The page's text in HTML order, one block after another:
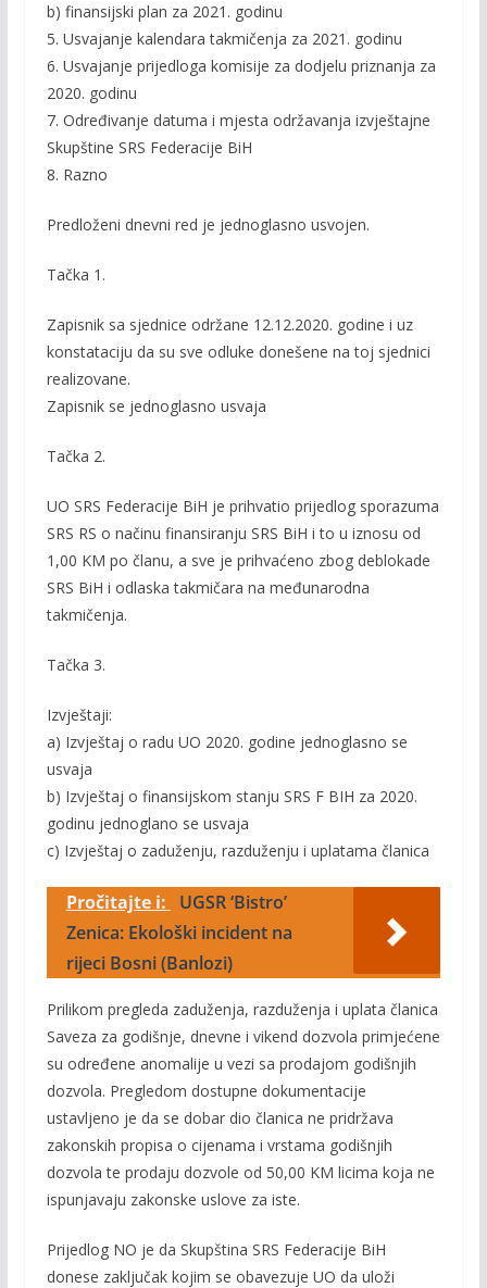
b) finansijski plan za 2021. godinu
5. Usvajanje kalendara takmičenja za 2021. godinu
6. Usvajanje prijedloga komisije za dodjelu priznanja za
2020. godinu
7. Određivanje datuma i mjesta održavanja izvještajne
Skupštine SRS Federacije BiH
8. Razno
Predloženi dnevni red je jednoglasno usvojen.
Tačka 1.
Zapisnik sa sjednice održane 12.12.2020. godine i uz
konstataciju da su sve odluke donešene na toj sjednici
realizovane.
Zapisnik se jednoglasno usvaja
Tačka 2.
UO SRS Federacije BiH je prihvatio prijedlog sporazuma
SRS RS o načinu finansiranju SRS BiH i to u iznosu od
1,00 KM po članu, a sve je prihvaćeno zbog deblokade
SRS BiH i odlaska takmičara na međunarodna
takmičenja.
Tačka 3.
Izvještaji:
a) Izvještaj o radu UO 2020. godine jednoglasno se
usvaja
b) Izvještaj o finansijskom stanju SRS F BIH za 2020.
godinu jednoglano se usvaja
c) Izvještaj o zaduženju, razduženju i uplatama članica
Pročitajte i:
UGSR ‘Bistro’
Zenica: Ekološki incident na
rijeci Bosni (Banlozi)
Prilikom pregleda zaduženja, razduženja i uplata članica
Saveza za godišnje, dnevne i vikend dozvola primjećene
su određene anomalije u vezi sa prodajom godišnjih
dozvola. Pregledom dostupne dokumentacije
ustavljeno je da se dobar dio članica ne pridržava
zakonskih propisa o cijenama i vrstama godišnjih
dozvola te prodaju dozvole od 50,00 KM licima koja ne
ispunjavaju zakonske uslove za iste.
Prijedlog NO je da Skupština SRS Federacije BiH
donese zaključak kojim se obavezuje UO da uloži